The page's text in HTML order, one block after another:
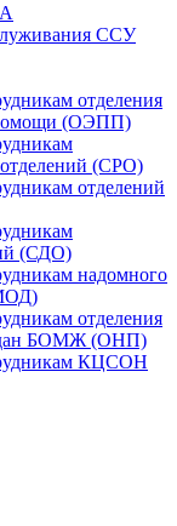
ССУ
отделения
помощи (ОЭПП)
(СРО)
отделений
(СДО)
надомного
отделения
БОМЖ (ОНП)
КЦСОН